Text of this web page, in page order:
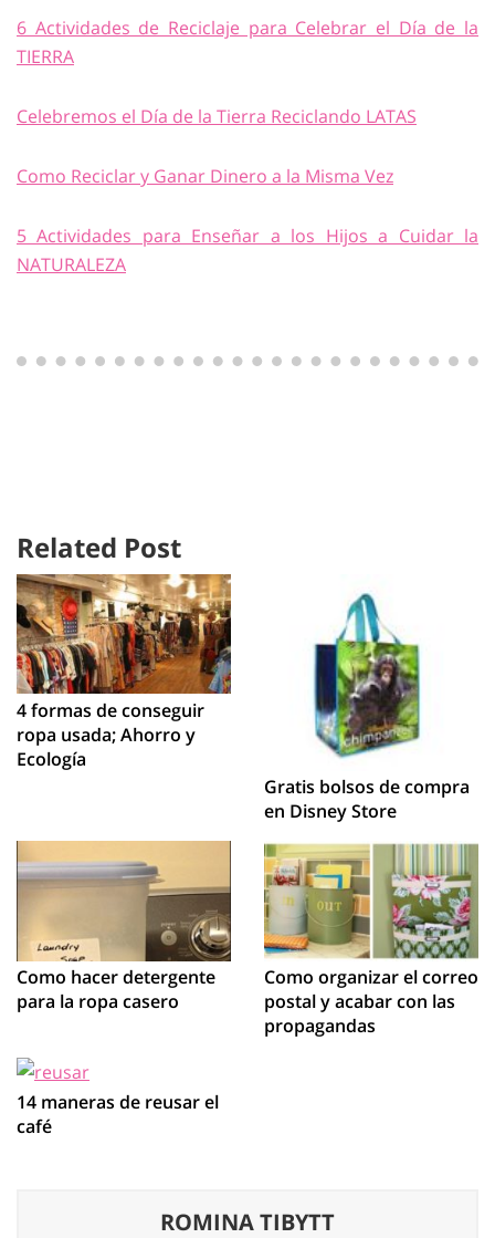
6 Actividades de Reciclaje para Celebrar el Día de la
TIERRA
Celebremos el Día de la Tierra Reciclando LATAS
Como Reciclar y Ganar Dinero a la Misma Vez
5 Actividades para Enseñar a los Hijos a Cuidar la
NATURALEZA
Related Post
4 formas de conseguir
ropa usada; Ahorro y
Ecología
Gratis bolsos de compra
en Disney Store
Como hacer detergente
para la ropa casero
Como organizar el correo
postal y acabar con las
propagandas
14 maneras de reusar el
café
ROMINA TIBYTT